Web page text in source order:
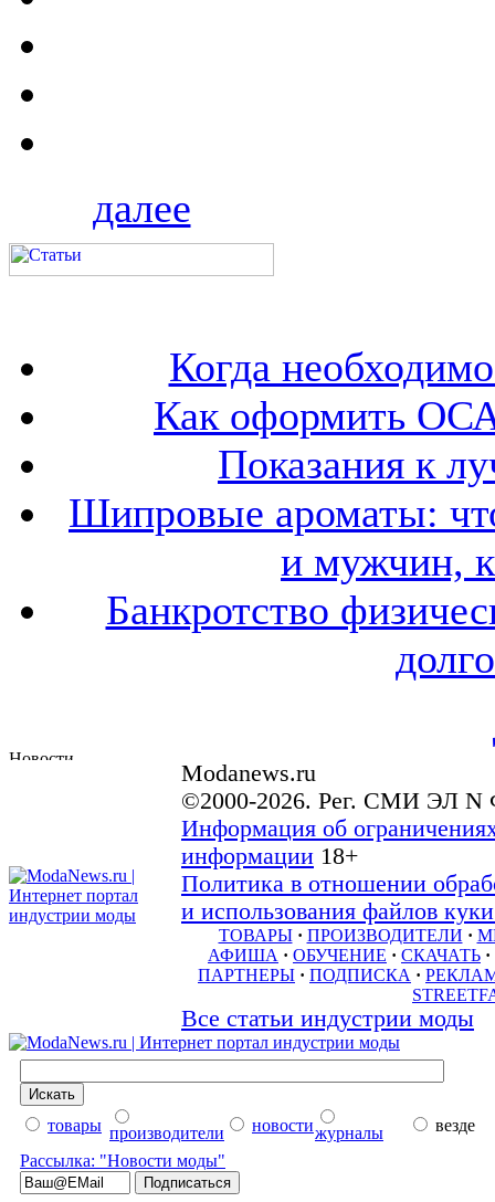
далее
Когда
Как оформить
Показания к
Шипровые ароматы:
и мужчин,
Банкротство
Modanews.ru
©2000-2026. Рег. СМИ ЭЛ N
Информация об
информации 18+
Политика в отношении
и использования файлов
ТОВАРЫ · ПРОИЗВОДИТЕЛИ ·
АФИША · ОБУЧЕНИЕ · СКАЧАТЬ ·
ПАРТНЕРЫ · ПОДПИСКА ·
Все статьи индустрии моды
товары производители новостижурналы
везде
Рассылка: "Новости моды"